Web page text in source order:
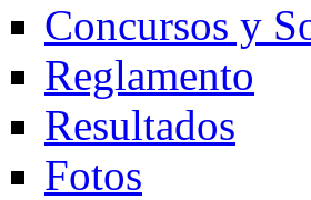
Concursos y
Reglamento
Resultados
Fotos